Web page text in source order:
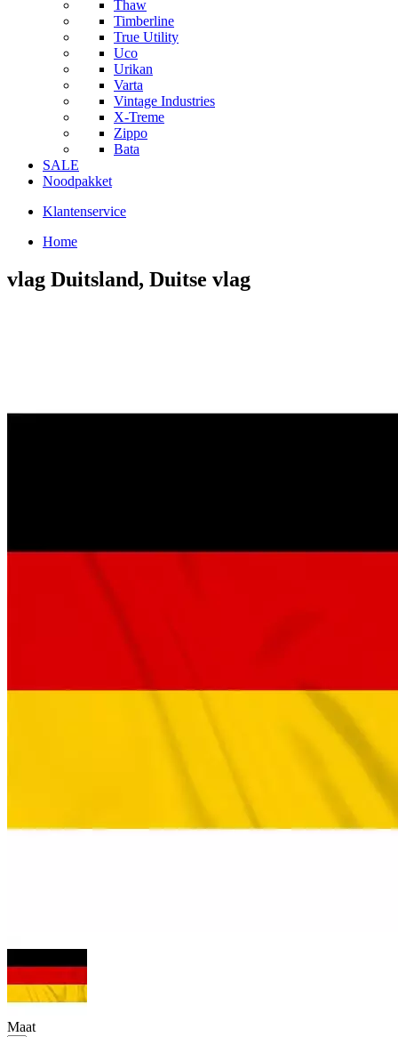
Thaw
Timberline
True Utility
Uco
Urikan
Varta
Vintage Industries
X-Treme
Zippo
Bata
SALE
Noodpakket
Klantenservice
Home
vlag Duitsland, Duitse vlag
Maat